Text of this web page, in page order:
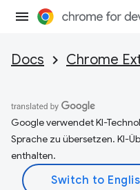
Docs Chrome
Google verwendet KI-
Sprache zu übersetzen. KI-
enthalten.